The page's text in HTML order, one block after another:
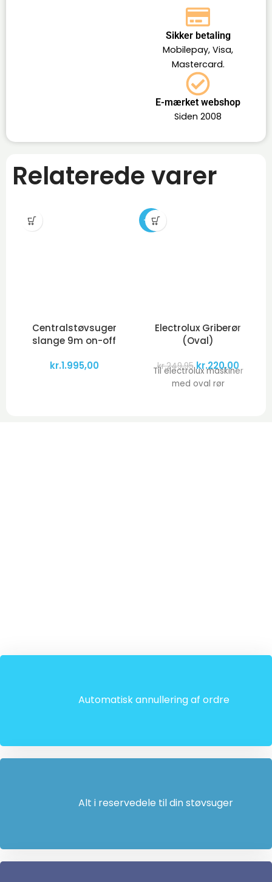
Sikker betaling
Mobilepay, Visa,
Mastercard.
E-mærket webshop
Siden 2008
Relaterede varer
Centralstøvsuger
slange 9m on-off
kr.1.995,00
-12%
Electrolux Griberør
(Oval)
kr.249,95 kr.220,00
Til electrolux maskiner
med oval rør
Automatisk annullering af ordre
Alt i reservedele til din støvsuger